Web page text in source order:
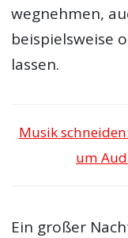
wegnehmen,
beispielsweise
lassen.
Musik
um
Ein großer